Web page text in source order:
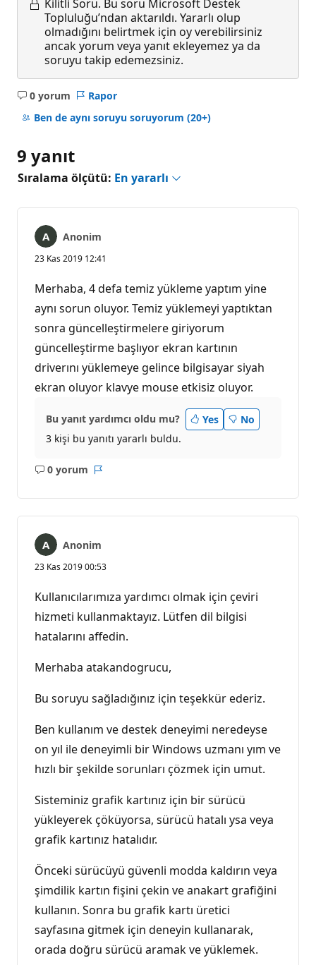
Kilitli Soru. Bu soru Microsoft Destek
Topluluğu’ndan aktarıldı. Yararlı olup
olmadığını belirtmek için oy verebilirsiniz
ancak yorum veya yanıt ekleyemez ya da
soruyu takip edemezsiniz.
0 yorum
Açıklama
yok
Rapor
Ben de aynı soruyu soruyorum (20+)
9 yanıt
Sıralama ölçütü: En yararlı
Anonim
23 Kas 2019 12:41
Merhaba, 4 defa temiz yükleme yaptım yine
aynı sorun oluyor. Temiz yüklemeyi yaptıktan
sonra güncelleştirmelere giriyorum
güncelleştirme başlıyor ekran kartının
driverını yüklemeye gelince bilgisayar siyah
ekran oluyor klavye mouse etkisiz oluyor.
Bu yanıt yardımcı oldu mu? Yes
No
3 kişi bu yanıtı yararlı buldu.
0 yorum
Açıklama
Anonim
23 Kas 2019 00:53
Kullanıcılarımıza yardımcı olmak için çeviri
hizmeti kullanmaktayız. Lütfen dil bilgisi
hatalarını affedin.
Merhaba atakandogrucu,
Bu soruyu sağladığınız için teşekkür ederiz.
Ben kullanım ve destek deneyimi neredeyse
on yıl ile deneyimli bir Windows uzmanı yım ve
hızlı bir şekilde sorunları çözmek için umut.
Sisteminiz grafik kartınız için bir sürücü
yükleyerek çöküyorsa, sürücü hatalı ysa veya
grafik kartınız hatalıdır.
Önceki sürücüyü güvenli modda kaldırın veya
şimdilik kartın fişini çekin ve anakart grafiğini
kullanın. Sonra bu grafik kartı üretici
sayfasına gitmek için deneyin kullanarak,
orada doğru sürücü aramak ve yüklemek.